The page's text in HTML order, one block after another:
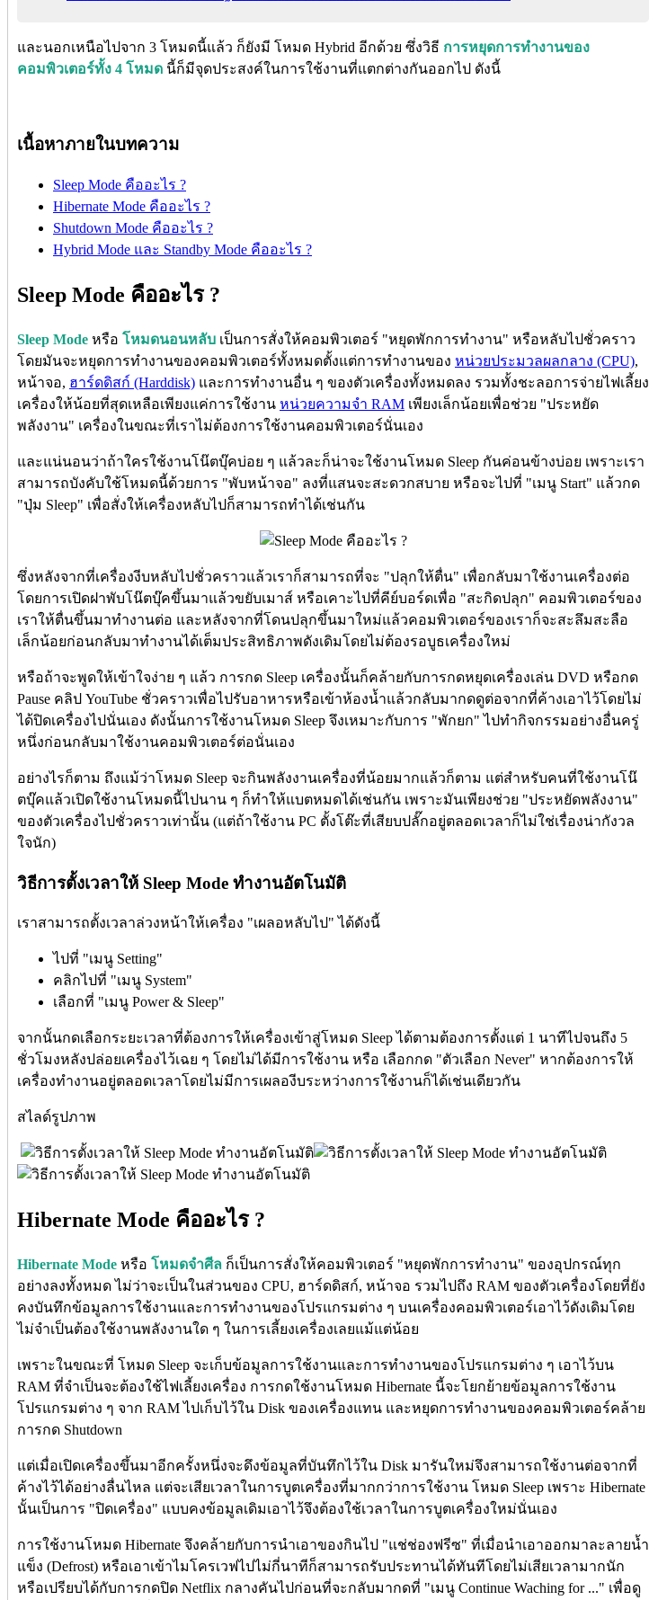
และนอกเหนือไปจาก 3 โหมดนี้แล้ว ก็ยังมี โหมด Hybrid อีกด้วย ซึ่งวิธี การหยุดการทำงานของ
คอมพิวเตอร์ทั้ง 4 โหมด นี้ก็มีจุดประสงค์ในการใช้งานที่แตกต่างกันออกไป ดังนี้
เนื้อหาภายในบทความ
Sleep Mode คืออะไร ?
Hibernate Mode คืออะไร ?
Shutdown Mode คืออะไร ?
Hybrid Mode และ Standby Mode คืออะไร ?
Sleep Mode คืออะไร ?
Sleep Mode หรือ โหมดนอนหลับ เป็นการสั่งให้คอมพิวเตอร์ "หยุดพักการทำงาน" หรือหลับไปชั่วคราว
โดยมันจะหยุดการทำงานของคอมพิวเตอร์ทั้งหมดตั้งแต่การทำงานของ หน่วยประมวลผลกลาง (CPU),
หน้าจอ, ฮาร์ดดิสก์ (Harddisk) และการทำงานอื่น ๆ ของตัวเครื่องทั้งหมดลง รวมทั้งชะลอการจ่ายไฟเลี้ยง
เครื่องให้น้อยที่สุดเหลือเพียงแค่การใช้งาน หน่วยความจำ RAM เพียงเล็กน้อยเพื่อช่วย "ประหยัด
พลังงาน" เครื่องในขณะที่เราไม่ต้องการใช้งานคอมพิวเตอร์นั่นเอง
และแน่นอนว่าถ้าใครใช้งานโน๊ตบุ๊คบ่อย ๆ แล้วละก็น่าจะใช้งานโหมด Sleep กันค่อนข้างบ่อย เพราะเรา
สามารถบังคับใช้โหมดนี้ด้วยการ "พับหน้าจอ" ลงที่แสนจะสะดวกสบาย หรือจะไปที่ "เมนู Start" แล้วกด
"ปุ่ม Sleep" เพื่อสั่งให้เครื่องหลับไปก็สามารถทำได้เช่นกัน
ซึ่งหลังจากที่เครื่องงีบหลับไปชั่วคราวแล้วเราก็สามารถที่จะ "ปลุกให้ตื่น" เพื่อกลับมาใช้งานเครื่องต่อ
โดยการเปิดฝาพับโน๊ตบุ๊คขึ้นมาแล้วขยับเมาส์ หรือเคาะไปที่คีย์บอร์ดเพื่อ "สะกิดปลุก" คอมพิวเตอร์ของ
เราให้ตื่นขึ้นมาทำงานต่อ และหลังจากที่โดนปลุกขึ้นมาใหม่แล้วคอมพิวเตอร์ของเราก็จะสะลึมสะลือ
เล็กน้อยก่อนกลับมาทำงานได้เต็มประสิทธิภาพดังเดิมโดยไม่ต้องรอบูธเครื่องใหม่
หรือถ้าจะพูดให้เข้าใจง่าย ๆ แล้ว การกด Sleep เครื่องนั้นก็คล้ายกับการกดหยุดเครื่องเล่น DVD หรือกด
Pause คลิป YouTube ชั่วคราวเพื่อไปรับอาหารหรือเข้าห้องน้ำแล้วกลับมากดดูต่อจากที่ค้างเอาไว้โดยไม่
ได้ปิดเครื่องไปนั่นเอง ดังนั้นการใช้งานโหมด Sleep จึงเหมาะกับการ "พักยก" ไปทำกิจกรรมอย่างอื่นครู่
หนึ่งก่อนกลับมาใช้งานคอมพิวเตอร์ต่อนั่นเอง
อย่างไรก็ตาม ถึงแม้ว่าโหมด Sleep จะกินพลังงานเครื่องที่น้อยมากแล้วก็ตาม แต่สำหรับคนที่ใช้งานโน๊
ตบุ๊คแล้วเปิดใช้งานโหมดนี้ไปนาน ๆ ก็ทำให้แบตหมดได้เช่นกัน เพราะมันเพียงช่วย "ประหยัดพลังงาน"
ของตัวเครื่องไปชั่วคราวเท่านั้น (แต่ถ้าใช้งาน PC ตั้งโต๊ะที่เสียบปลั๊กอยู่ตลอดเวลาก็ไม่ใช่เรื่องน่ากังวล
ใจนัก)
วิธีการตั้งเวลาให้ Sleep Mode ทำงานอัตโนมัติ
เราสามารถตั้งเวลาล่วงหน้าให้เครื่อง "เผลอหลับไป" ได้ดังนี้
ไปที่ "เมนู Setting"
คลิกไปที่ "เมนู System"
เลือกที่ "เมนู Power & Sleep"
จากนั้นกดเลือกระยะเวลาที่ต้องการให้เครื่องเข้าสู่โหมด Sleep ได้ตามต้องการตั้งแต่ 1 นาทีไปจนถึง 5
ชั่วโมงหลังปล่อยเครื่องไว้เฉย ๆ โดยไม่ได้มีการใช้งาน หรือ เลือกกด "ตัวเลือก Never" หากต้องการให้
เครื่องทำงานอยู่ตลอดเวลาโดยไม่มีการเผลองีบระหว่างการใช้งานก็ได้เช่นเดียวกัน
สไลด์รูปภาพ
Hibernate Mode คืออะไร ?
Hibernate Mode หรือ โหมดจำศีล ก็เป็นการสั่งให้คอมพิวเตอร์ "หยุดพักการทำงาน" ของอุปกรณ์ทุก
อย่างลงทั้งหมด ไม่ว่าจะเป็นในส่วนของ CPU, ฮาร์ดดิสก์, หน้าจอ รวมไปถึง RAM ของตัวเครื่องโดยที่ยัง
คงบันทึกข้อมูลการใช้งานและการทำงานของโปรแกรมต่าง ๆ บนเครื่องคอมพิวเตอร์เอาไว้ดังเดิมโดย
ไม่จำเป็นต้องใช้งานพลังงานใด ๆ ในการเลี้ยงเครื่องเลยแม้แต่น้อย
เพราะในขณะที่ โหมด Sleep จะเก็บข้อมูลการใช้งานและการทำงานของโปรแกรมต่าง ๆ เอาไว้บน
RAM ที่จำเป็นจะต้องใช้ไฟเลี้ยงเครื่อง การกดใช้งานโหมด Hibernate นี้จะโยกย้ายข้อมูลการใช้งาน
โปรแกรมต่าง ๆ จาก RAM ไปเก็บไว้ใน Disk ของเครื่องแทน และหยุดการทำงานของคอมพิวเตอร์คล้าย
การกด Shutdown
แต่เมื่อเปิดเครื่องขึ้นมาอีกครั้งหนึ่งจะดึงข้อมูลที่บันทึกไว้ใน Disk มารันใหม่จึงสามารถใช้งานต่อจากที่
ค้างไว้ได้อย่างลื่นไหล แต่จะเสียเวลาในการบูตเครื่องที่มากกว่าการใช้งาน โหมด Sleep เพราะ Hibernate
นั้นเป็นการ "ปิดเครื่อง" แบบคงข้อมูลเดิมเอาไว้จึงต้องใช้เวลาในการบูตเครื่องใหม่นั่นเอง
การใช้งานโหมด Hibernate จึงคล้ายกับการนำเอาของกินไป "แช่ช่องฟรีซ" ที่เมื่อนำเอาออกมาละลายน้ำ
แข็ง (Defrost) หรือเอาเข้าไมโครเวฟไปไม่กี่นาทีก็สามารถรับประทานได้ทันทีโดยไม่เสียเวลามากนัก
หรือเปรียบได้กับการกดปิด Netflix กลางคันไปก่อนที่จะกลับมากดที่ "เมนู Continue Waching for ..." เพื่อดู